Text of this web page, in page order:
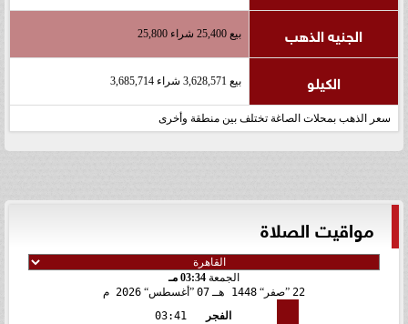
الجنيه الذهب بيع 25,400 شراء 25,800
الكيلو بيع 3,628,571 شراء 3,685,714
سعر الذهب بمحلات الصاغة تختلف بين منطقة وأخرى
مواقيت الصلاة
الجمعة 03:34 مـ
22
صفر 1448 هـ 07 أغسطس 2026 م
الفجر
03:41